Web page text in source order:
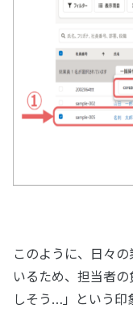
このように、日々
いるため、担当者
しそう…」という印